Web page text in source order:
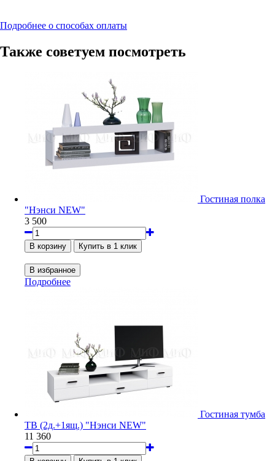
Подробнее о способах оплаты
Также советуем посмотреть
Гостиная полка
"Нэнси NEW"
3 500
Подробнее
Гостиная тумба
ТВ (2д.+1ящ.) "Нэнси NEW"
11 360